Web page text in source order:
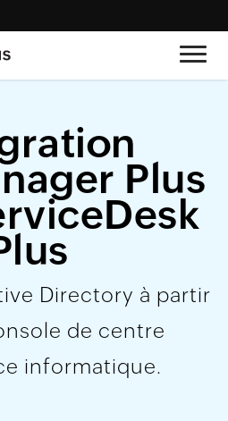
Plus
Directory à partir
de centre
informatique.